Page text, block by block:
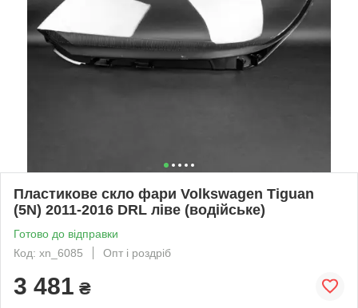
Пластикове скло фари Volkswagen Tiguan
(5N) 2011-2016 DRL ліве (водійське)
Готово до відправки
Код: xn_6085
Опт і роздріб
3 481 ₴